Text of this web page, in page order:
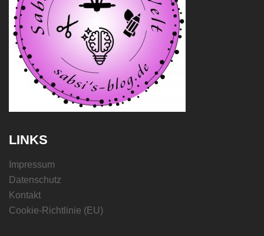
LINKS
Impressum
Datenschutz
Kontakt
Cookie-Richtlinie (EU)